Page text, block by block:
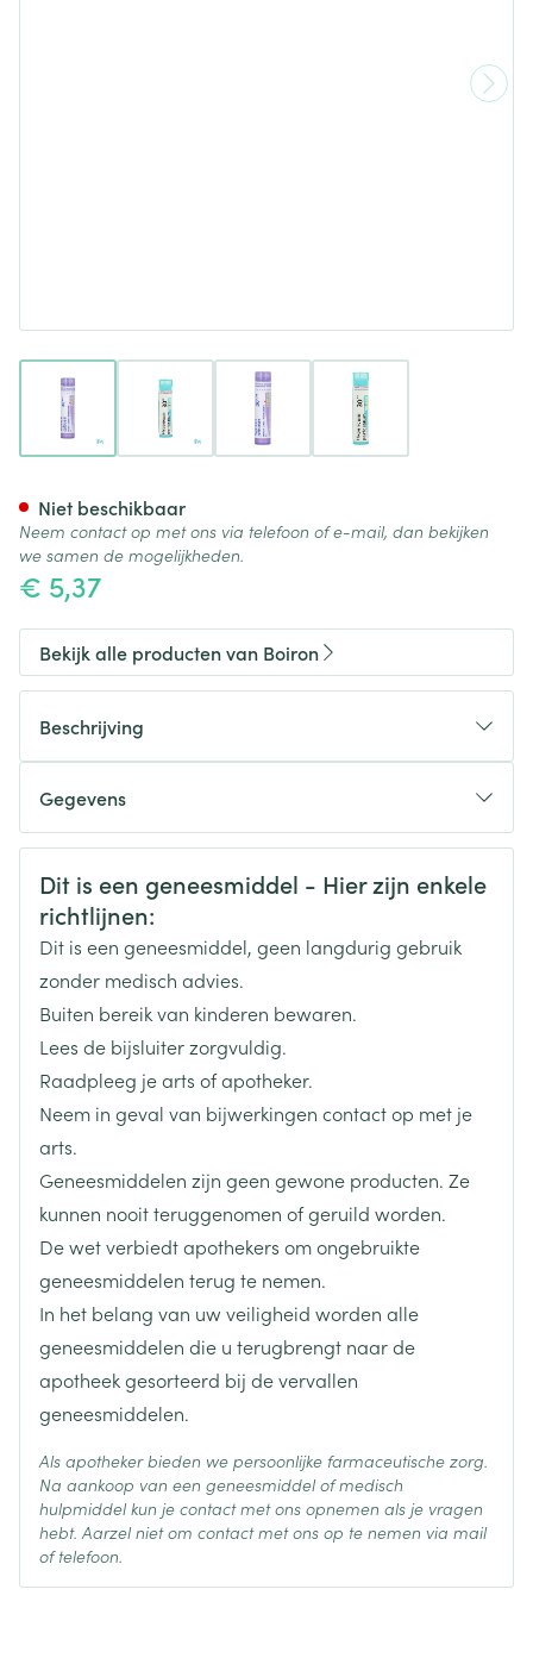
View larger imageView larger imageView larger imageView larger image
€ 5,37
Niet beschikbaar
Neem contact op met ons via telefoon of e-mail, dan bekijken
we samen de mogelijkheden.
Bekijk alle producten van Boiron
Beschrijving
Gegevens
CNK
3166238
Organisaties
Merken Boiron
Breedte 17 mm
Lengte 65 mm
Diepte 17 mm
Hoeveelheid
Verpakking
4
Behoud Kamertemperatuur (15°C - 25°C)
Veiligheidsinformatie
Dit is een geneesmiddel - Hier zijn enkele
richtlijnen:
Dit is een geneesmiddel, geen langdurig gebruik
zonder medisch advies.
Buiten bereik van kinderen bewaren.
Lees de bijsluiter zorgvuldig.
Raadpleeg je arts of apotheker.
Neem in geval van bijwerkingen contact op met je
arts.
Geneesmiddelen zijn geen gewone producten. Ze
kunnen nooit teruggenomen of geruild worden.
De wet verbiedt apothekers om ongebruikte
geneesmiddelen terug te nemen.
In het belang van uw veiligheid worden alle
geneesmiddelen die u terugbrengt naar de
apotheek gesorteerd bij de vervallen
geneesmiddelen.
Als apotheker bieden we persoonlijke farmaceutische zorg.
Na aankoop van een geneesmiddel of medisch
hulpmiddel kun je contact met ons opnemen als je vragen
hebt. Aarzel niet om contact met ons op te nemen via mail
of telefoon.